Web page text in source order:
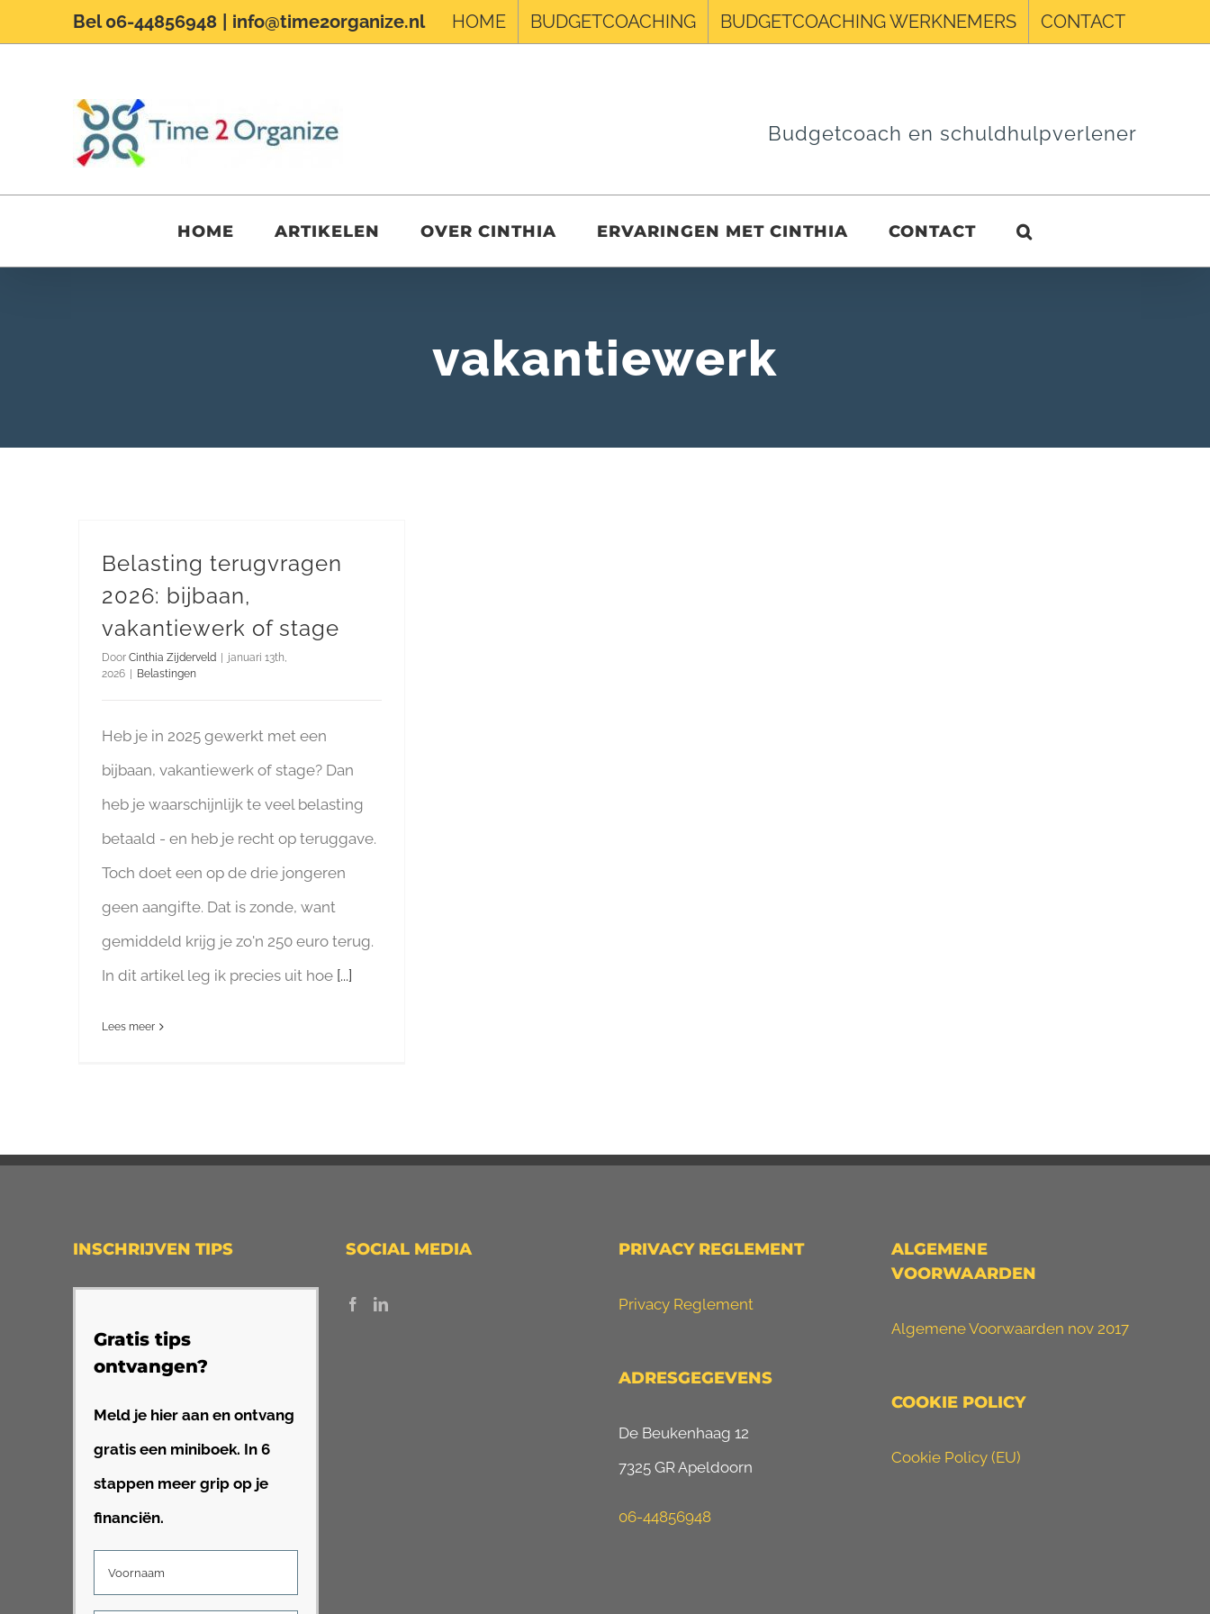
Bel 06-44856948 info@time2organize.nl HOME BUDGETCOACHING BUDGETCOACHING WERKNEMERS CONTACT
Budgetcoach en schuldhulpverlener
HOME ARTIKELEN OVER CINTHIA ERVARINGEN MET CINTHIA CONTACT
vakantiewerk
Belasting terugvragen
2026: bijbaan,
vakantiewerk of stage
Door Cinthia Zijderveld
januari 13th,
2026
Belastingen
Heb je in 2025 gewerkt met een
bijbaan, vakantiewerk of stage? Dan
heb je waarschijnlijk te veel belasting
betaald - en heb je recht op teruggave.
Toch doet een op de drie jongeren
geen aangifte. Dat is zonde, want
gemiddeld krijg je zo'n 250 euro terug.
In dit artikel leg ik precies uit hoe [...]
Lees meer
INSCHRIJVEN TIPS
Gratis tips
ontvangen?
Meld je hier aan en ontvang
gratis een miniboek. In 6
stappen meer grip op je
financiën.
SOCIAL MEDIA PRIVACY REGLEMENT
Privacy Reglement
ADRESGEGEVENS
De Beukenhaag 12
7325 GR Apeldoorn
06-44856948
ALGEMENE
VOORWAARDEN
Algemene Voorwaarden nov 2017
COOKIE POLICY
Cookie Policy (EU)